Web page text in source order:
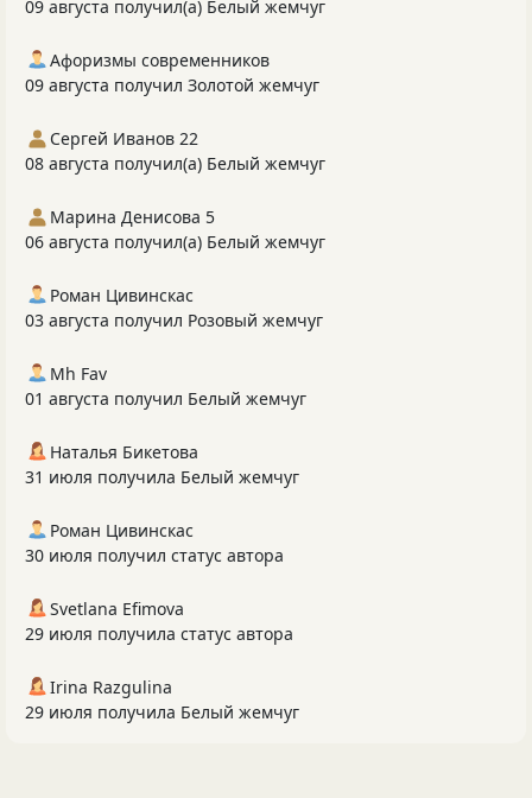
09 августа получил(а) Белый жемчуг
Афоризмы современников
09 августа получил Золотой жемчуг
Сергей Иванов 22
08 августа получил(а) Белый жемчуг
Марина Денисова 5
06 августа получил(а) Белый жемчуг
Роман Цивинскас
03 августа получил Розовый жемчуг
Mh Fav
01 августа получил Белый жемчуг
Наталья Бикетова
31 июля получила Белый жемчуг
Роман Цивинскас
30 июля получил статус автора
Svetlana Efimova
29 июля получила статус автора
Irina Razgulina
29 июля получила Белый жемчуг